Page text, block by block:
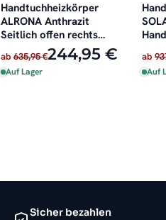
Handtuchheizkörper
ALRONA Anthrazit
Seitlich offen rechts
oder links
ab 635,95 €244,95 €
Auf Lager
ab
Auf
Sicher bezahlen